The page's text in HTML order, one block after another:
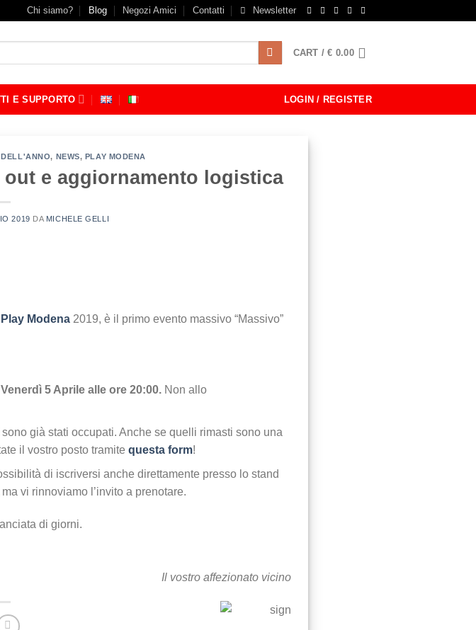
Chi siamo? Blog Negozi Amici Contatti Newsletter
CART /€ 0.00
E SUPPORTO LOGIN / REGISTER
, NEWS, PLAY MODENA
e aggiornamento logistica
2019 DA MICHELE GELLI
Play Modena 2019, è il primo evento massivo “Massivo”
5 Aprile alle ore 20:00. Non allo
già stati occupati. Anche se quelli rimasti sono una
il vostro posto tramite questa form!
di iscriversi anche direttamente presso lo stand
vi rinnoviamo l’invito a prenotare.
di giorni.
Il vostro affezionato vicino